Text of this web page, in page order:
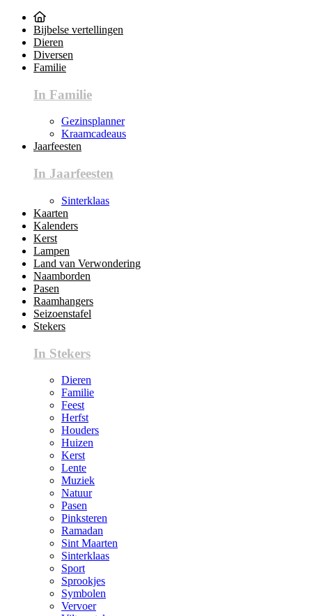
Bijbelse vertellingen
Dieren
Diversen
Familie
In Familie
Gezinsplanner
Kraamcadeaus
Jaarfeesten
In Jaarfeesten
Sinterklaas
Kaarten
Kalenders
Kerst
Lampen
Land van Verwondering
Naamborden
Pasen
Raamhangers
Seizoenstafel
Stekers
In Stekers
Dieren
Familie
Feest
Herfst
Houders
Huizen
Kerst
Lente
Muziek
Natuur
Pasen
Pinksteren
Ramadan
Sint Maarten
Sinterklaas
Sport
Sprookjes
Symbolen
Vervoer